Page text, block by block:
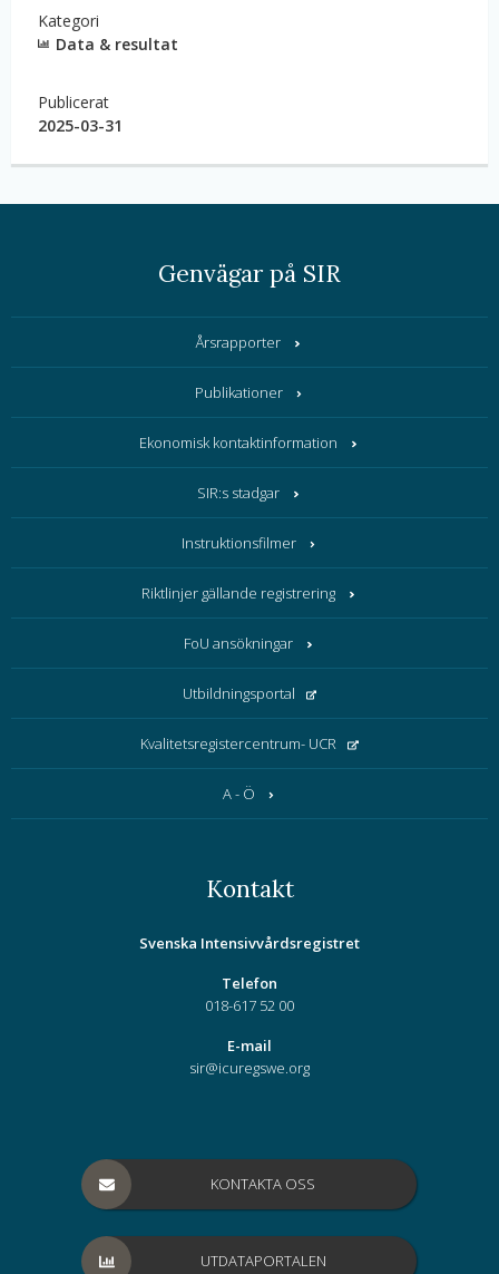
Kategori
Data & resultat
Publicerat
2025-03-31
Genvägar på SIR
Årsrapporter
Publikationer
Ekonomisk kontaktinformation
SIR:s stadgar
Instruktionsfilmer
Riktlinjer gällande registrering
FoU ansökningar
Utbildningsportal
Kvalitetsregistercentrum- UCR
A - Ö
Kontakt
Svenska Intensivvårdsregistret
Telefon
018-617 52 00
E-mail
sir@icuregswe.org
KONTAKTA OSS
UTDATAPORTALEN